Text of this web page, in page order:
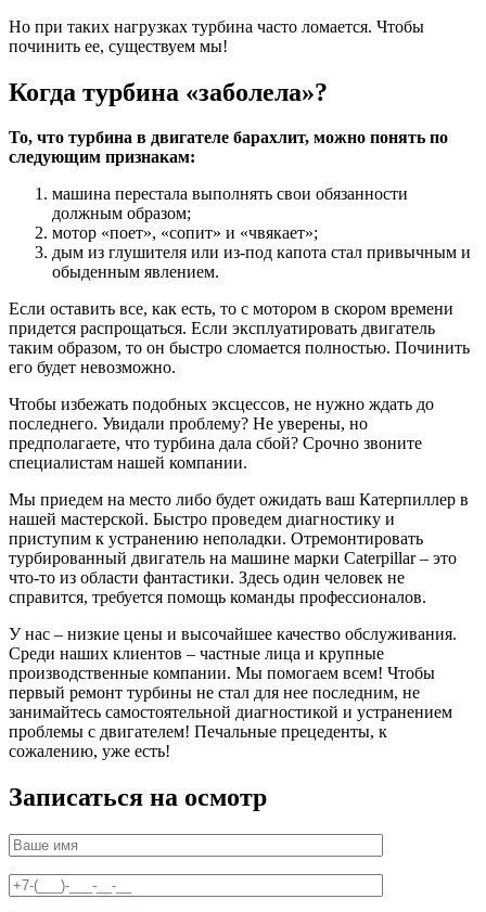
Но при таких нагрузках турбина часто ломается. Чтобы
починить ее, существуем мы!
Когда турбина «заболела»?
То, что турбина в двигателе барахлит, можно понять по
следующим признакам:
машина перестала выполнять свои обязанности
должным образом;
мотор «поет», «сопит» и «чвякает»;
дым из глушителя или из-под капота стал привычным и
обыденным явлением.
Если оставить все, как есть, то с мотором в скором времени
придется распрощаться. Если эксплуатировать двигатель
таким образом, то он быстро сломается полностью. Починить
его будет невозможно.
Чтобы избежать подобных эксцессов, не нужно ждать до
последнего. Увидали проблему? Не уверены, но
предполагаете, что турбина дала сбой? Срочно звоните
специалистам нашей компании.
Мы приедем на место либо будет ожидать ваш Катерпиллер в
нашей мастерской. Быстро проведем диагностику и
приступим к устранению неполадки. Отремонтировать
турбированный двигатель на машине марки Caterpillar – это
что-то из области фантастики. Здесь один человек не
справится, требуется помощь команды профессионалов.
У нас – низкие цены и высочайшее качество обслуживания.
Среди наших клиентов – частные лица и крупные
производственные компании. Мы помогаем всем! Чтобы
первый ремонт турбины не стал для нее последним, не
занимайтесь самостоятельной диагностикой и устранением
проблемы с двигателем! Печальные прецеденты, к
сожалению, уже есть!
Записаться на осмотр